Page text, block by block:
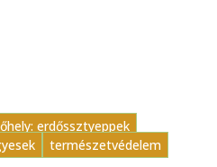
erdőssztyeppek
természetvédelem